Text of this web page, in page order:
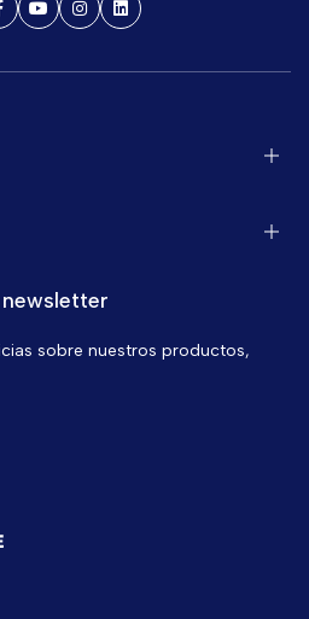
sobre nuestros productos,